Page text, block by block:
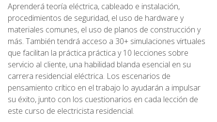
Aprenderá teoría eléctrica, cableado e instalación,
procedimientos de seguridad, el uso de hardware y
materiales comunes, el uso de planos de construcción y
más. También tendrá acceso a 30+ simulaciones virtuales
que facilitan la práctica práctica y 10 lecciones sobre
servicio al cliente, una habilidad blanda esencial en su
carrera residencial eléctrica. Los escenarios de
pensamiento crítico en el trabajo lo ayudarán a impulsar
su éxito, junto con los cuestionarios en cada lección de
este curso de electricista residencial.